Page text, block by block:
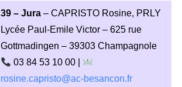
39 – Jura – CAPRISTO Rosine, PRLY
Lycée Paul-Emile Victor – 625 rue
Gottmadingen – 39303 Champagnole
03 84 53 10 00 |
rosine.capristo@ac-besancon.fr